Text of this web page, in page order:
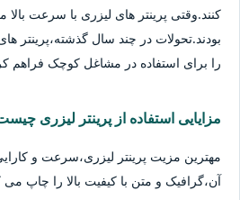
کنند.وقتی پرینتر های لیزری با سرعت
بودند.تحولات در چند سال گذشته،پرینتر
را برای استفاده در مشاغل کوچک فراهم
مزایایی استفاده از پرینتر لیزری
مهترین مزیت پرینتر لیزری،سرعت و
آن،گرافیک و متن با کیفیت بالا را چاپ می